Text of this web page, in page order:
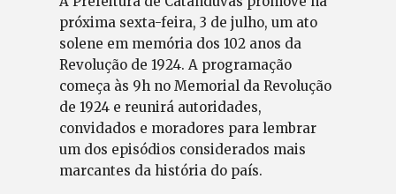
próxima sexta-feira, 3 de julho, um ato
solene em memória dos 102 anos da
Revolução de 1924. A programação
começa às 9h no Memorial da Revolução
de 1924 e reunirá autoridades,
convidados e moradores para lembrar
um dos episódios considerados mais
marcantes da história do país.